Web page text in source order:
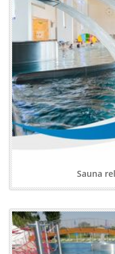
Sauna